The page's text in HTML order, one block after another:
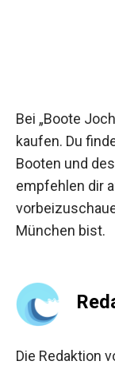
Bei „Boote
kaufen. Du
Booten und
empfehlen dir
München bist.
Die Redaktion